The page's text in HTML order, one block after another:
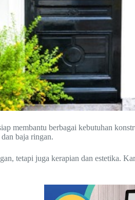
membantu berbagai kebutuhan
baja ringan.
tetapi juga kerapian dan estetika.